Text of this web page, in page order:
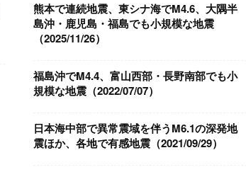
熊本で連続地震、東シナ海でM4.6、大隅半
島沖・鹿児島・福島でも小規模な地震
（2025/11/26）
福島沖でM4.4、富山西部・長野南部でも小
規模な地震（2022/07/07）
日本海中部で異常震域を伴うM6.1の深発地
震ほか、各地で有感地震（2021/09/29）